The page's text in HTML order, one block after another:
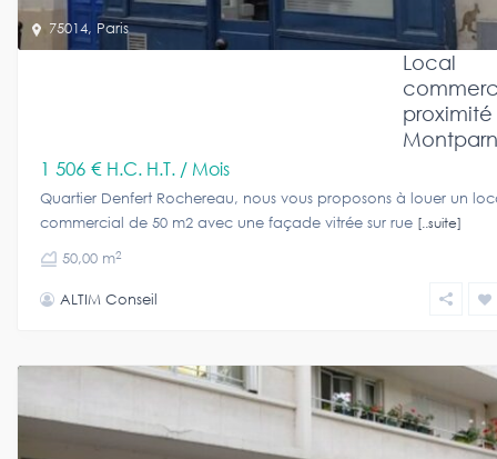
75014, Paris
Local
1 506 € H.C. H.T. / Mois
Quartier Denfert Rochereau, nous vous proposons à louer un
commercial de 50 m2 avec une façade vitrée sur rue [..suite]
50,00 m2
ALTIM Conseil